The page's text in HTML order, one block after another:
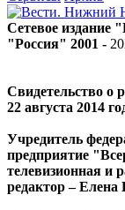
Сетевое издание
"Россия" 2001 -
Свидетельство
22 августа 2014
Учредитель
предприятие
телевизионная и
редактор – Елена